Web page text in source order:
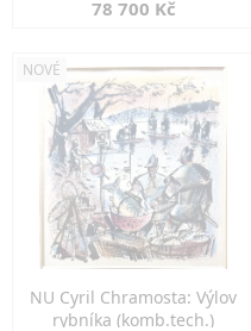
78 700 Kč
NOVÉ
NU Cyril Chramosta: Výlov
rybníka (komb.tech.)